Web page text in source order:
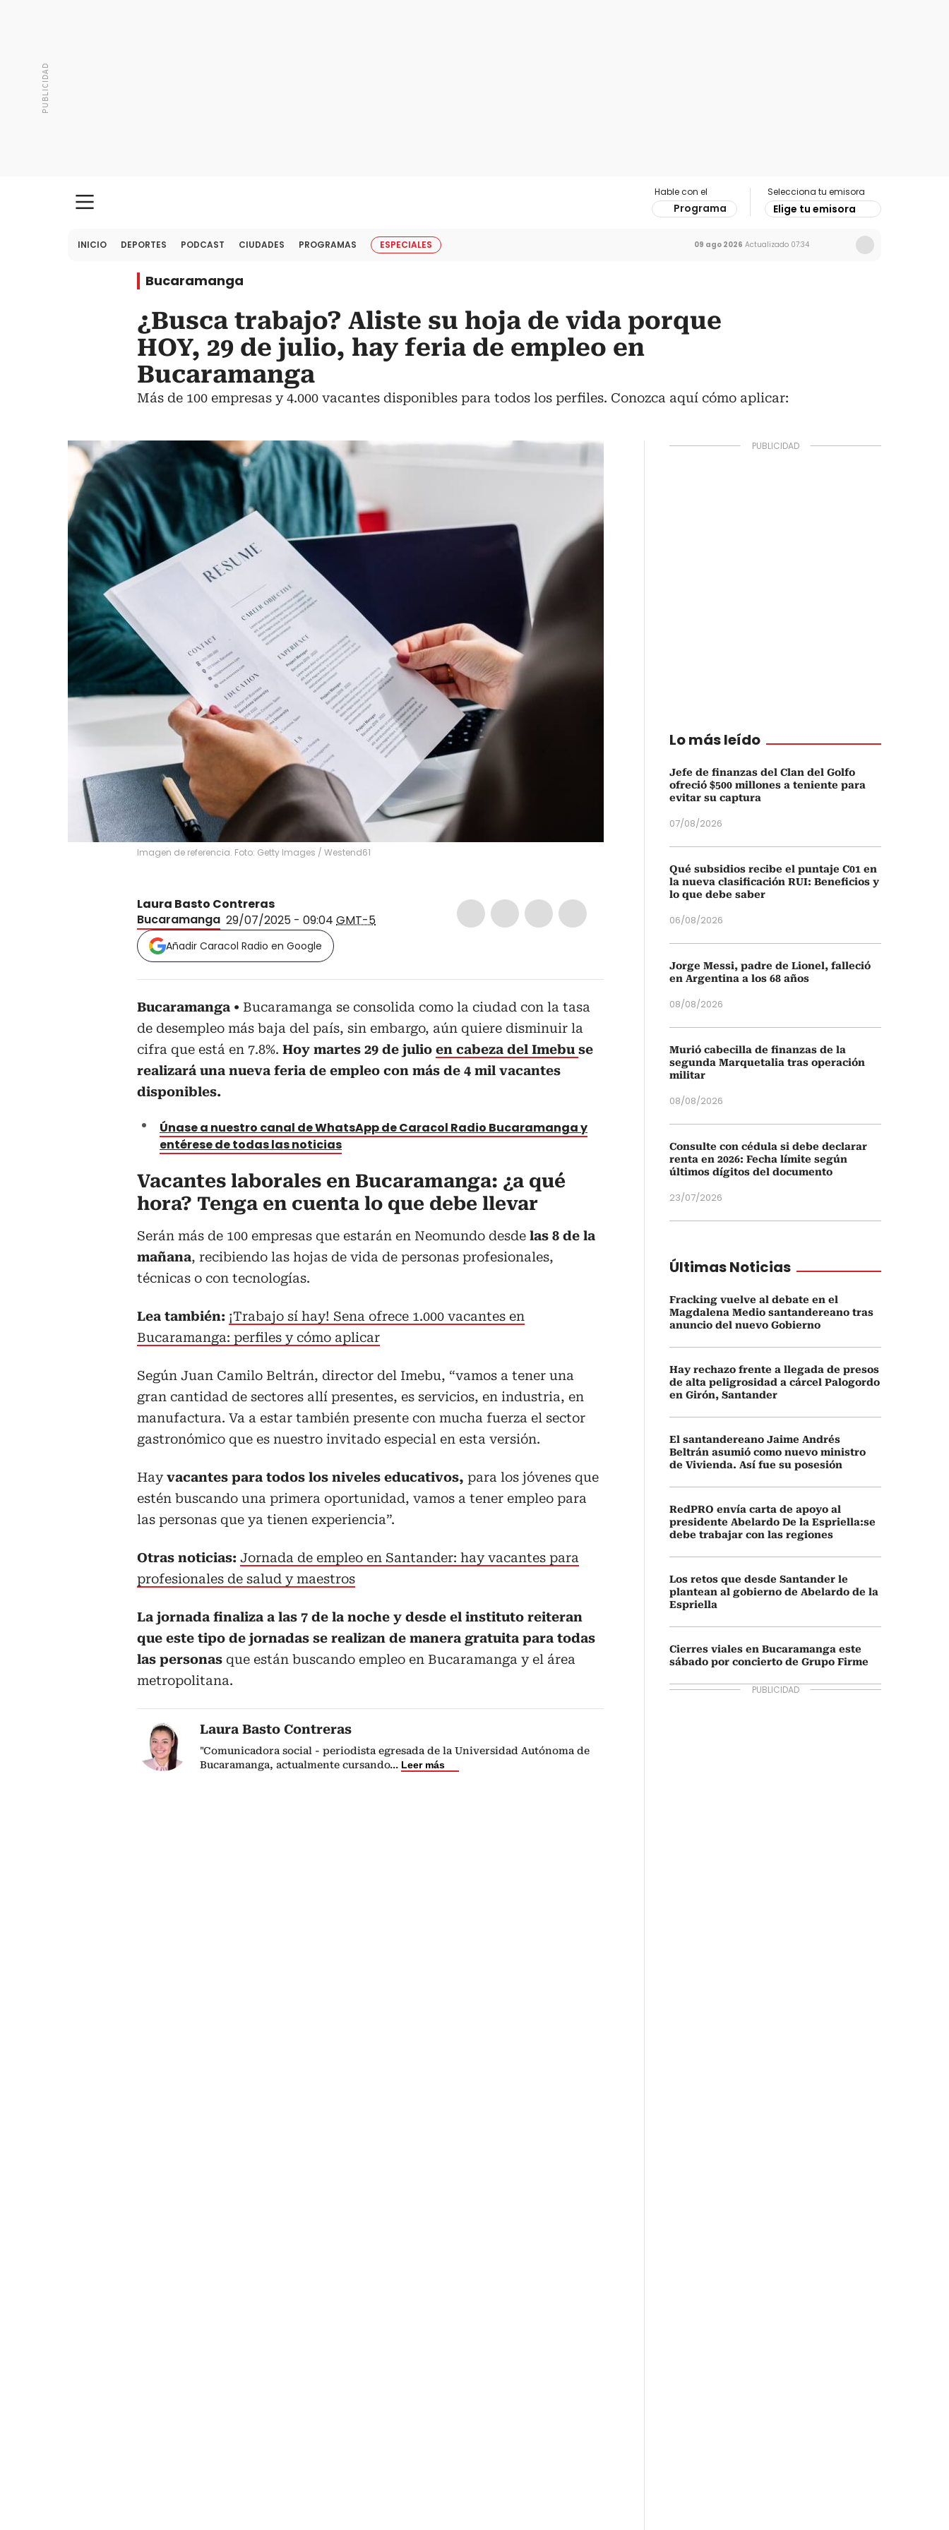
Hable con el
Programa
Selecciona tu emisora
Elige tu emisora
INICIO DEPORTES PODCAST CIUDADES PROGRAMAS ESPECIALES 09 ago 2026 Actualizado 07:34
Bucaramanga
¿Busca trabajo? Aliste su hoja de vida porque
HOY, 29 de julio, hay feria de empleo en
Bucaramanga
Más de 100 empresas y 4.000 vacantes disponibles para todos los perfiles. Conozca aquí cómo aplicar:
Imagen de referencia. Foto: Getty Images / Westend61
Laura Basto Contreras
Bucaramanga 29/07/2025 - 09:04 GMT-5
Añadir Caracol Radio en Google
Bucaramanga
Bucaramanga se consolida como la ciudad con la tasa
de desempleo más baja del país, sin embargo, aún quiere disminuir la
cifra que está en 7.8%. Hoy martes 29 de julio en cabeza del Imebu se
realizará una nueva feria de empleo con más de 4 mil vacantes
disponibles.
Únase a nuestro canal de WhatsApp de Caracol Radio Bucaramanga y
entérese de todas las noticias
Vacantes laborales en Bucaramanga: ¿a qué
hora? Tenga en cuenta lo que debe llevar
Serán más de 100 empresas que estarán en Neomundo desde las 8 de la
mañana, recibiendo las hojas de vida de personas profesionales,
técnicas o con tecnologías.
Lea también: ¡Trabajo sí hay! Sena ofrece 1.000 vacantes en
Bucaramanga: perfiles y cómo aplicar
Según Juan Camilo Beltrán, director del Imebu, “vamos a tener una
gran cantidad de sectores allí presentes, es servicios, en industria, en
manufactura. Va a estar también presente con mucha fuerza el sector
gastronómico que es nuestro invitado especial en esta versión.
Hayvacantes para todos los niveles educativos, para los jóvenes que
estén buscando una primera oportunidad, vamos a tener empleo para
las personas que ya tienen experiencia”.
Otras noticias: Jornada de empleo en Santander: hay vacantes para
profesionales de salud y maestros
La jornada finaliza a las 7 de la noche y desde el instituto reiteran
que este tipo de jornadas se realizan de manera gratuita para todas
las personas que están buscando empleo en Bucaramanga y el área
metropolitana.
Laura Basto Contreras
"Comunicadora social - periodista egresada de la Universidad Autónoma de
Bucaramanga, actualmente cursando... Leer más
Lo más leído
Jefe de finanzas del Clan del Golfo
ofreció $500 millones a teniente para
evitar su captura
07/08/2026
Qué subsidios recibe el puntaje C01 en
la nueva clasificación RUI: Beneficios y
lo que debe saber
06/08/2026
Jorge Messi, padre de Lionel, falleció
en Argentina a los 68 años
08/08/2026
Murió cabecilla de finanzas de la
segunda Marquetalia tras operación
militar
08/08/2026
Consulte con cédula si debe declarar
renta en 2026: Fecha límite según
últimos dígitos del documento
23/07/2026
Últimas Noticias
Fracking vuelve al debate en el
Magdalena Medio santandereano tras
anuncio del nuevo Gobierno
Hay rechazo frente a llegada de presos
de alta peligrosidad a cárcel Palogordo
en Girón, Santander
El santandereano Jaime Andrés
Beltrán asumió como nuevo ministro
de Vivienda. Así fue su posesión
RedPRO envía carta de apoyo al
presidente Abelardo De la Espriella:se
debe trabajar con las regiones
Los retos que desde Santander le
plantean al gobierno de Abelardo de la
Espriella
Cierres viales en Bucaramanga este
sábado por concierto de Grupo Firme